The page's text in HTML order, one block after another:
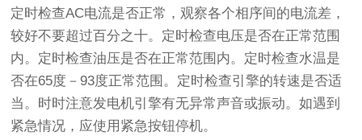
定时检查AC电流是否正常，观察各个相序间的电流差，
较好不要超过百分之十。定时检查电压是否在正常范围
内。定时检查油压是否在正常范围内。定时检查水温是
否在65度－93度正常范围。定时检查引擎的转速是否适
当。时时注意发电机引擎有无异常声音或振动。如遇到
紧急情况，应使用紧急按钮停机。